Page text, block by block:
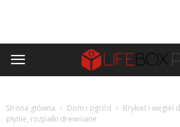
Strona główna Dom i ogród
Brykiet i węgiel
płynie, rozpałki drewniane